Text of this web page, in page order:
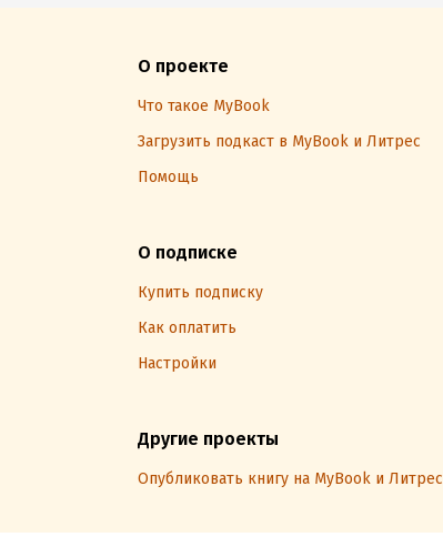
О проекте
Что такое MyBook
Загрузить подкаст в MyBook и Литрес
Помощь
О подписке
Купить подписку
Как оплатить
Настройки
Другие проекты
Опубликовать книгу на MyBook и Литрес